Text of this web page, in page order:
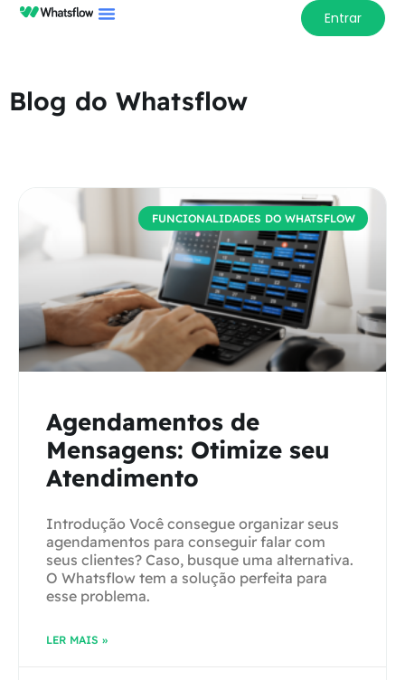
Entrar
Blog do Whatsflow
FUNCIONALIDADES DO WHATSFLOW
Agendamentos de
Mensagens: Otimize seu
Atendimento
Introdução Você consegue organizar seus
agendamentos para conseguir falar com
seus clientes? Caso, busque uma alternativa.
O Whatsflow tem a solução perfeita para
esse problema.
LER MAIS »